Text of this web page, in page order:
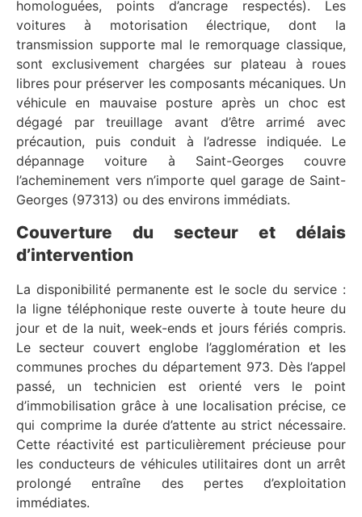
homologuées, points d’ancrage respectés). Les
voitures à motorisation électrique, dont la
transmission supporte mal le remorquage classique,
sont exclusivement chargées sur plateau à roues
libres pour préserver les composants mécaniques. Un
véhicule en mauvaise posture après un choc est
dégagé par treuillage avant d’être arrimé avec
précaution, puis conduit à l’adresse indiquée. Le
dépannage voiture à Saint-Georges couvre
l’acheminement vers n’importe quel garage de Saint-
Georges (97313) ou des environs immédiats.
Couverture du secteur et délais
d’intervention
La disponibilité permanente est le socle du service :
la ligne téléphonique reste ouverte à toute heure du
jour et de la nuit, week-ends et jours fériés compris.
Le secteur couvert englobe l’agglomération et les
communes proches du département 973. Dès l’appel
passé, un technicien est orienté vers le point
d’immobilisation grâce à une localisation précise, ce
qui comprime la durée d’attente au strict nécessaire.
Cette réactivité est particulièrement précieuse pour
les conducteurs de véhicules utilitaires dont un arrêt
prolongé entraîne des pertes d’exploitation
immédiates.